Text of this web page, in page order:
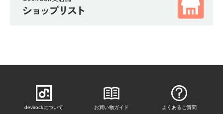
devirockについて お買い物ガイド よくあるご質問